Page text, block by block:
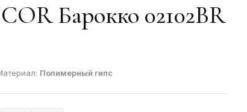
Барокко 02102BR
Полимерный гипс